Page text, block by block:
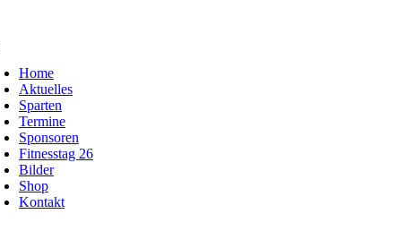
Home
Aktuelles
Sparten
Termine
Sponsoren
Fitnesstag 26
Bilder
Shop
Kontakt